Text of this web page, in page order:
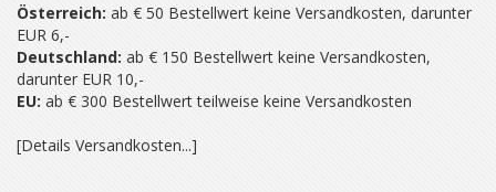
Österreich: ab € 50 Bestellwert keine Versandkosten, darunter
EUR 6,-
Deutschland: ab € 150 Bestellwert keine Versandkosten,
darunter EUR 10,-
EU: ab € 300 Bestellwert teilweise keine Versandkosten
[Details Versandkosten...]